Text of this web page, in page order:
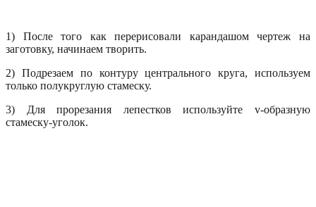
1) После того как перерисовали карандашом чертеж на
заготовку, начинаем творить.
2) Подрезаем по контуру центрального круга, используем
только полукруглую стамеску.
3) Для прорезания лепестков используйте v-образную
стамеску-уголок.